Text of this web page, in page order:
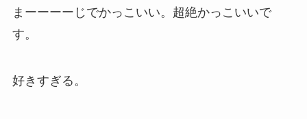
まーーーーじでかっこいい。超絶かっこいいで
す。
好きすぎる。